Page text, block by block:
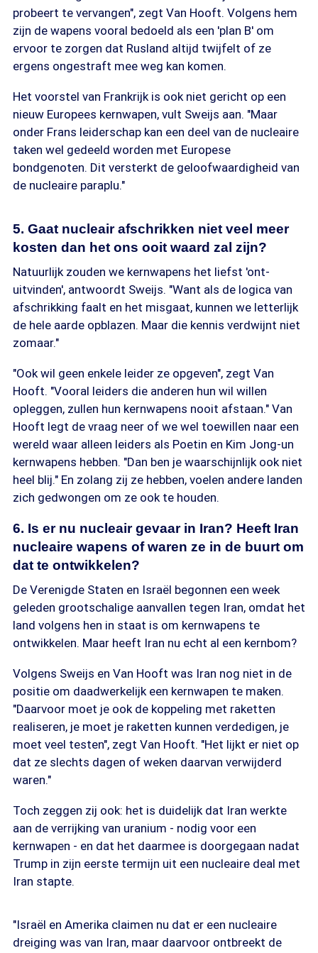
probeert te vervangen", zegt Van Hooft. Volgens hem
zijn de wapens vooral bedoeld als een 'plan B' om
ervoor te zorgen dat Rusland altijd twijfelt of ze
ergens ongestraft mee weg kan komen.
Het voorstel van Frankrijk is ook niet gericht op een
nieuw Europees kernwapen, vult Sweijs aan. "Maar
onder Frans leiderschap kan een deel van de nucleaire
taken wel gedeeld worden met Europese
bondgenoten. Dit versterkt de geloofwaardigheid van
de nucleaire paraplu."
5. Gaat nucleair afschrikken niet veel meer
kosten dan het ons ooit waard zal zijn?
Natuurlijk zouden we kernwapens het liefst 'ont-
uitvinden', antwoordt Sweijs. "Want als de logica van
afschrikking faalt en het misgaat, kunnen we letterlijk
de hele aarde opblazen. Maar die kennis verdwijnt niet
zomaar."
"Ook wil geen enkele leider ze opgeven", zegt Van
Hooft. "Vooral leiders die anderen hun wil willen
opleggen, zullen hun kernwapens nooit afstaan." Van
Hooft legt de vraag neer of we wel toewillen naar een
wereld waar alleen leiders als Poetin en Kim Jong-un
kernwapens hebben. "Dan ben je waarschijnlijk ook niet
heel blij." En zolang zij ze hebben, voelen andere landen
zich gedwongen om ze ook te houden.
6. Is er nu nucleair gevaar in Iran? Heeft Iran
nucleaire wapens of waren ze in de buurt om
dat te ontwikkelen?
De Verenigde Staten en Israël begonnen een week
geleden grootschalige aanvallen tegen Iran, omdat het
land volgens hen in staat is om kernwapens te
ontwikkelen. Maar heeft Iran nu echt al een kernbom?
Volgens Sweijs en Van Hooft was Iran nog niet in de
positie om daadwerkelijk een kernwapen te maken.
"Daarvoor moet je ook de koppeling met raketten
realiseren, je moet je raketten kunnen verdedigen, je
moet veel testen", zegt Van Hooft. "Het lijkt er niet op
dat ze slechts dagen of weken daarvan verwijderd
waren."
Toch zeggen zij ook: het is duidelijk dat Iran werkte
aan de verrijking van uranium - nodig voor een
kernwapen - en dat het daarmee is doorgegaan nadat
Trump in zijn eerste termijn uit een nucleaire deal met
Iran stapte.
"Israël en Amerika claimen nu dat er een nucleaire
dreiging was van Iran, maar daarvoor ontbreekt de